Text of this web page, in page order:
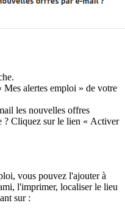
alertes emploi » de votre
les nouvelles offres
? Cliquez sur le lien « Activer
vous pouvez l'ajouter à
l'imprimer, localiser le lieu
sur :